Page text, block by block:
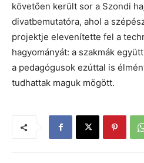
követően került sor a Szondi
divatbemutatóra, ahol a
projektje elevenítette fel a
hagyományát: a szakmák
a pedagógusok ezúttal is
tudhattak maguk mögött.